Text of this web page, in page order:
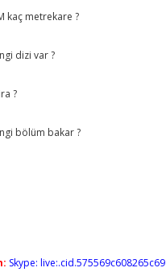
kaç metrekare ?
dizi var ?
?
bölüm bakar ?
Skype: live:.cid.575569c608265c69